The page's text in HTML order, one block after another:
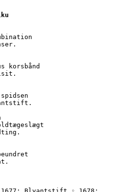
kombination
panser.
rufus korsbånd
på spidsen
blyantstift.
skjoldtægeslægt
beundret